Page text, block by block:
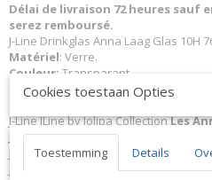
Délai de livraison 72 heures sauf
serez remboursé.
J-Line Drinkglas Anna Laag Glas 10H
Matériel: Verre.
Couleur: Transparant.
Dimensions:L9xB9xH10 cm
J-Line JLine by Jolipa CollectionLes
JLine J-Line Code à barres EAN
Jolipa 7612 JO7612
J-Line by Jolipa Catégorie: services
Cookies toestaan Opties
Toestemming Details